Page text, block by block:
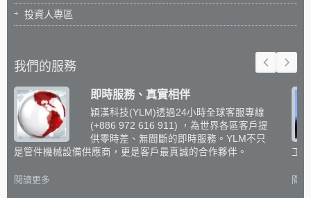
投資人專區
我們的服務
即時服務、真實相伴
穎漢科技(YLM)透過24小時全球客服專線
(+886 972 616 911) ，為世界各區客戶提
供零時差、無間斷的即時服務。YLM不只
是管件機械設備供應商，更是客戶最真誠的合作夥伴。
閱讀更多
工
閱